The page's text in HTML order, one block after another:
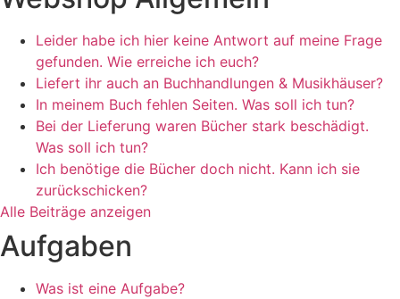
Leider habe ich hier keine Antwort auf meine Frage
gefunden. Wie erreiche ich euch?
Liefert ihr auch an Buchhandlungen & Musikhäuser?
In meinem Buch fehlen Seiten. Was soll ich tun?
Bei der Lieferung waren Bücher stark beschädigt.
Was soll ich tun?
Ich benötige die Bücher doch nicht. Kann ich sie
zurückschicken?
Alle Beiträge anzeigen
Aufgaben
Was ist eine Aufgabe?